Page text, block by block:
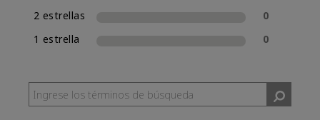
2 estrellas
0
1 estrella
0